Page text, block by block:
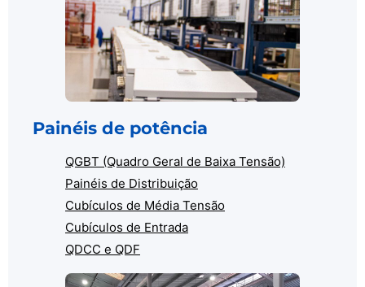
Painéis de potência
QGBT (Quadro Geral de Baixa Tensão)
Painéis de Distribuição
Cubículos de Média Tensão
Cubículos de Entrada
QDCC e QDF